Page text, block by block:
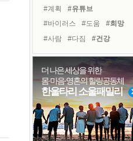
졸업식 사진을 보며
극심한 변비, 어깨결림, 수면 장애
보고 싶은 어머니
마음이 멈춰 버린 곳
유년 시절의 부산 영도 바다
#계획
#유튜브
#바이러스
#도움
#희망
#사람
#다짐
#건강
#극복
#독서
#힐링
#링컨학교
#위기
#경험
#비전캠프
#독서캠프
#삶
#친구
#면역력
#명상
#리더
더 나은 세상을 위한
몸·마음·영혼의 힐링공동체
한울타리 소울패밀리